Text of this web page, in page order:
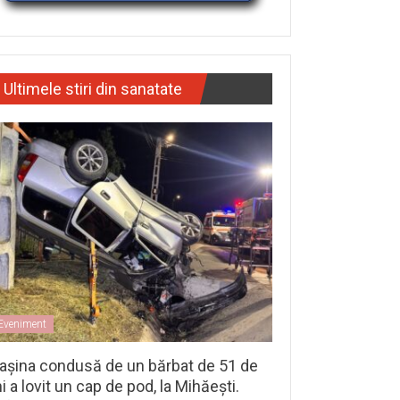
Ultimele stiri din sanatate
condusă de un bărbat de 51 de
a lovit un cap de pod, la Mihăești.